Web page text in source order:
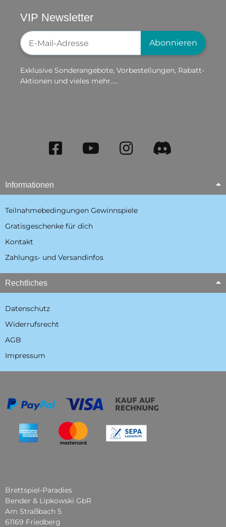
VIP Newsletter
Newsletter-Registrierung
Abonnieren
Exklusive Sonderangebote, Vorbestellungen, Rabatt-
Aktionen und vieles mehr.....
Informationen
Teilnahmebedingungen Gewinnspiele
Gratisgeschenke für dich
Kontakt
Zahlungs- und Versandinfos
Rechtliches
Datenschutz
Widerrufsrecht
AGB
Impressum
Brettspiel-Paradies
Bender & Lipkowski GbR
Am Straßbach 5
61169 Friedberg